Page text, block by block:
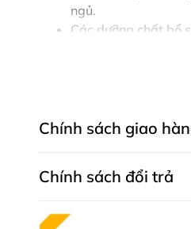
ngủ.
Các dưỡng chất bổ
phần cụ thể có thể
nước trái cây hoặc
Thời điểm sử dụng
trình tái tạo tế
Cách dùng hiệu quả
Chính sách giao
Chính sách đổi trả